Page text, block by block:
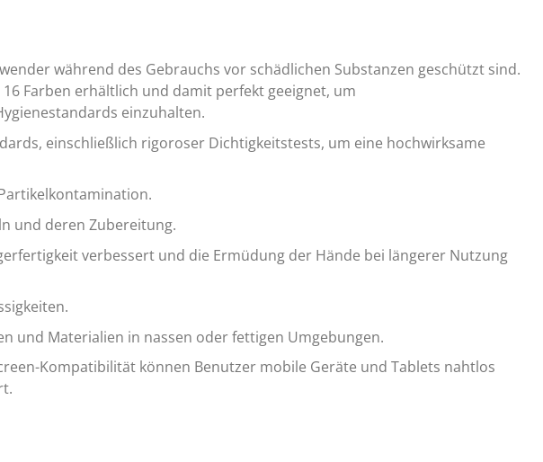
während des Gebrauchs vor schädlichen Substanzen geschützt sind.
Farben erhältlich und damit perfekt geeignet, um
einzuhalten.
einschließlich rigoroser Dichtigkeitstests, um eine hochwirksame
und deren Zubereitung.
verbessert und die Ermüdung der Hände bei längerer Nutzung
und Materialien in nassen oder fettigen Umgebungen.
Kompatibilität können Benutzer mobile Geräte und Tablets nahtlos